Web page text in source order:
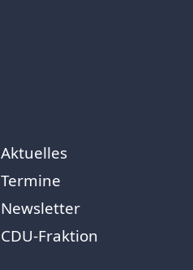
Aktuelles
Termine
Newsletter
CDU-Fraktion